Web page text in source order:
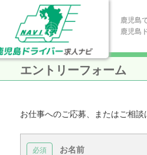
鹿児島
鹿児島
エントリーフォーム
お仕事へのご応募、またはご相
お名前